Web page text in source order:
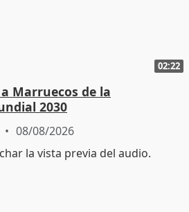
02:22
Marruecos de la
2030
08/08/2026